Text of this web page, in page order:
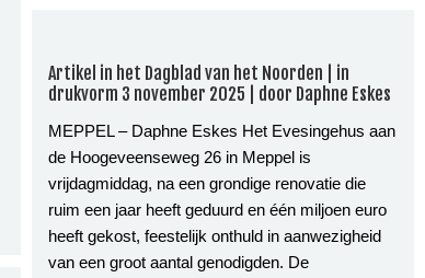
Artikel in het Dagblad van het Noorden | in
drukvorm 3 november 2025 | door Daphne Eskes
MEPPEL – Daphne Eskes Het Evesingehus aan
de Hoogeveenseweg 26 in Meppel is
vrijdagmiddag, na een grondige renovatie die
ruim een jaar heeft geduurd en één miljoen euro
heeft gekost, feestelijk onthuld in aanwezigheid
van een groot aantal genodigden. De